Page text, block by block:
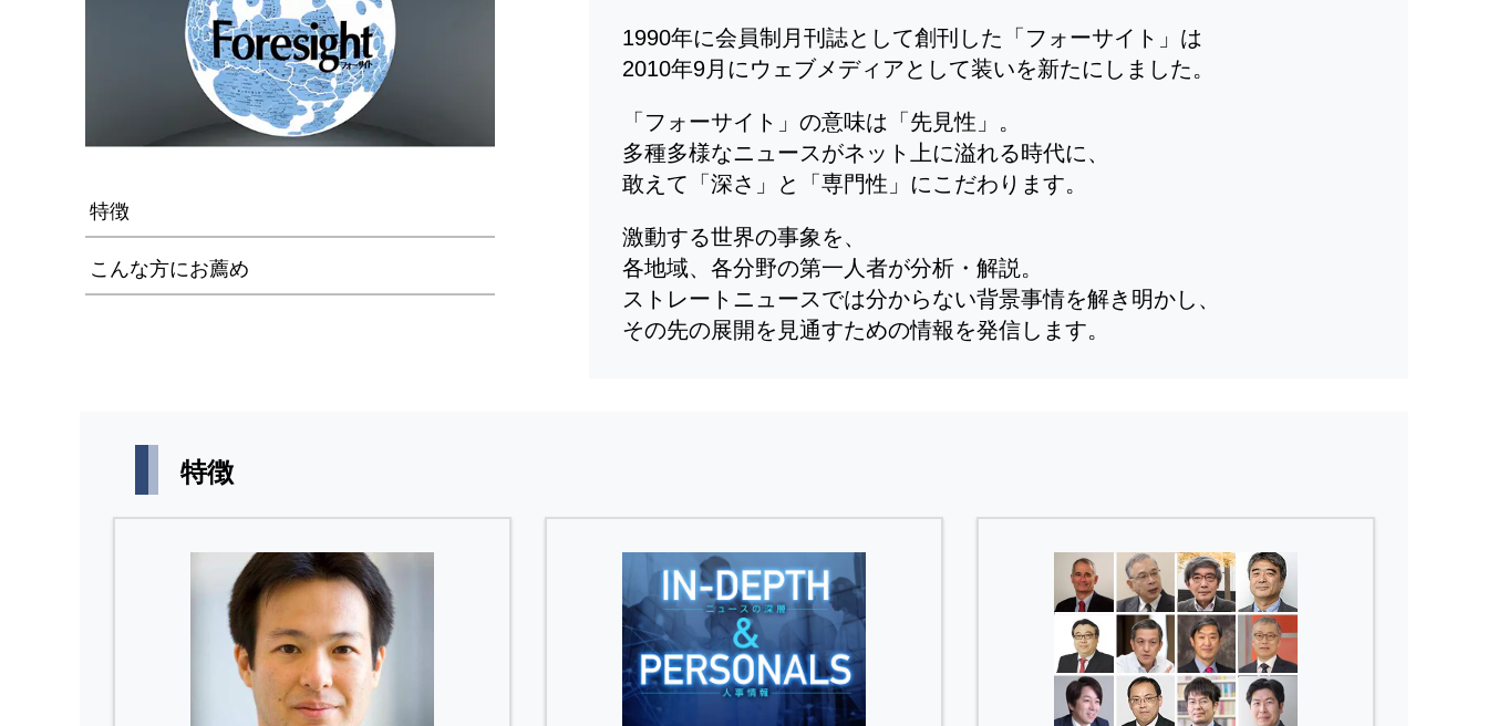
特徴
こんな方にお薦め
1990年に会員制月刊誌として創刊した「フォーサイト」は
2010年9月にウェブメディアとして装いを新たにしました。
「フォーサイト」の意味は「先見性」。
多種多様なニュースがネット上に溢れる時代に、
敢えて「深さ」と「専門性」にこだわります。
激動する世界の事象を、
各地域、各分野の第一人者が分析・解説。
ストレートニュースでは分からない背景事情を解き明かし、
その先の展開を見通すための情報を発信します。
特徴